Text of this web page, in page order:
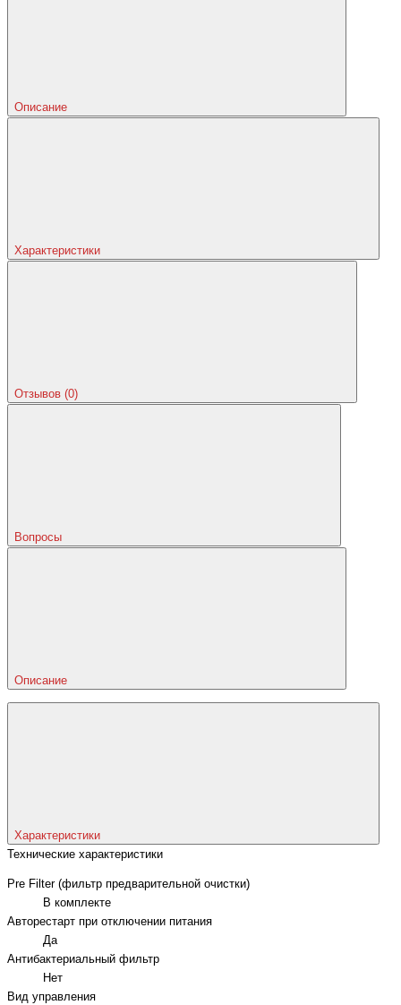
Описание
Характеристики
Отзывов (0)
Вопросы
Описание
Характеристики
Технические характеристики
Pre Filter (фильтр предварительной очистки)
В комплекте
Авторестарт при отключении питания
Да
Антибактериальный фильтр
Нет
Вид управления